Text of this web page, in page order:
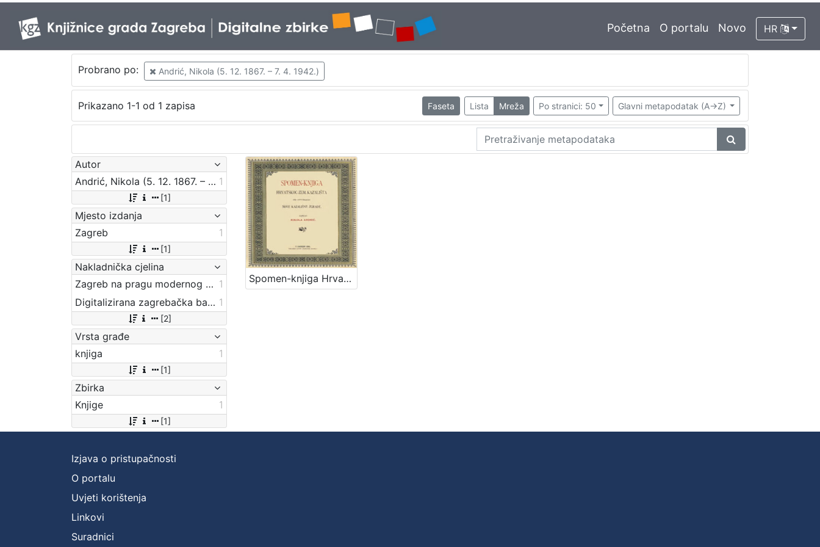
Početna O portalu Novo HR
Probrano po: Andrić, Nikola (5. 12. 1867. – 7. 4. 1942.)
Prikazano 1-1 od 1 zapisa Faseta Lista Mreža Po stranici: 50 Glavni metapodatak (A->Z)
Autor
Andrić, Nikola (5. 12. 1867. – 7. 4. 1942.) 1
[1]
Mjesto izdanja
Zagreb
1
[1]
Nakladnička cjelina
Zagreb na pragu modernog doba 1
Digitalizirana zagrebačka baština 1
[2]
Vrsta građe
knjiga
1
[1]
Zbirka
Knjige
1
[1]
Spomen-knjiga Hrvatskog zem. kazališta pri otvoranju nove kazališne zgrade / napisao Nikola Andrić
Izjava o pristupačnosti
O portalu
Uvjeti korištenja
Linkovi
Suradnici